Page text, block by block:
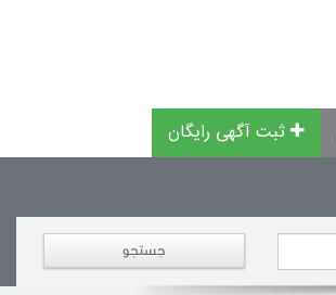
ثبت آگهی رایگان
جستجو